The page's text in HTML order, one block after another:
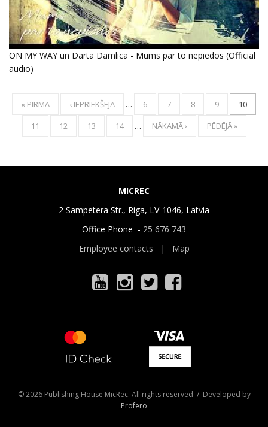
ON MY WAY un Dārta Damlica - Mums par to nepiedos (Official
audio)
« PIRMĀ ‹ IEPRIEKŠĒJĀ … 6 7 8 9
10
11
12 13 14 … NĀKAMĀ › PĒDĒJĀ »
MICREC
2 Sampetera Str., Riga, LV-1046, Latvia
Office Phone - 25 676 743
Employee contacts | Map
© 2026 Publishing House MicRec. All rights reserved / Developed by
Profero